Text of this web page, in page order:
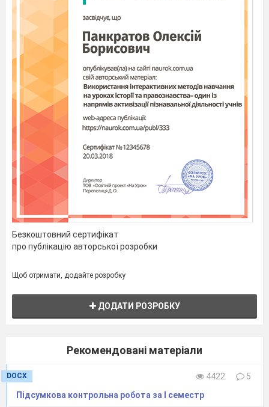
Безкоштовний сертифікат
про публікацію авторської розробки
Щоб отримати, додайте розробку
ДОДАТИ РОЗРОБКУ
Рекомендовані матеріали
DOCX 4422
5
Підсумкова контрольна робота за І семестр